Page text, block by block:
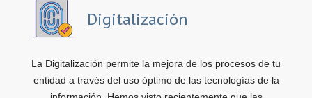
Digitalización
La Digitalización permite la mejora de los procesos de tu
entidad a través del uso óptimo de las tecnologías de la